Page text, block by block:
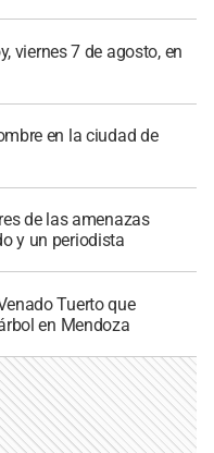
viernes 7 de agosto, en
en la ciudad de
de las amenazas
y un periodista
Tuerto que
en Mendoza